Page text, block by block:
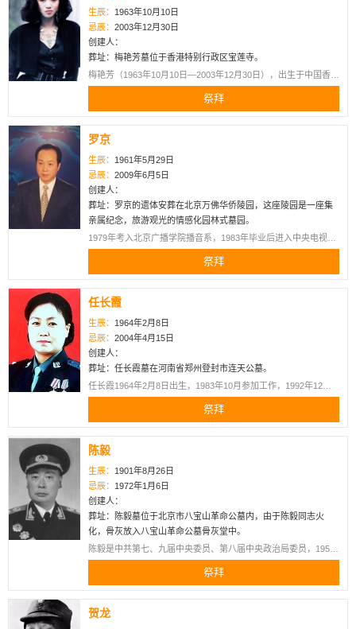
生辰： 1963年10月10日
忌辰： 2003年12月30日
创建人：
葬址：梅艳芳墓位于香港特别行政区宝莲寺。
梅艳芳（1963年10月10日—2003年12月30日），出生于中国香
港，祖籍广西合浦，中国香港女歌手、演员、慈善家，香港演艺
祭拜
罗京
生辰： 1961年5月29日
忌辰： 2009年6月5日
创建人：
葬址：罗京的遗体安葬在北京万佛华侨陵园，这座陵园是一座集
亲属纪念，旅游观光的情感化园林式墓园。
1979年考入北京广播学院播音系，1983年毕业后进入中央电视台
主持《新闻联播》节目。2003年，参加中央电视台羊年春节联欢
晚会，表演节目《吉祥送给您》；当选全国十佳岗位能手。2004
年起，他历任播音组副组长与中央电视台新闻编辑部副科长，连
学工作先进工作者、人事部杰出专业技术人才等称号，与赵忠
[4]；2008年，罗京担任北京奥运会火炬手。
祭拜
任长霞
生辰： 1964年2月8日
忌辰： 2004年4月15日
创建人：
葬址：任长霞墓在河南省郑州登封市连天公墓。
任长霞1964年2月8日出生，1983年10月参加工作，1992年12月
加入中国共产党，2001年4月任登封市公安局党委书记、局长。
2004年4月14日，在侦破“1·30”案件途中遭遇车祸，15日不幸因公
殉职 。
祭拜
陈毅
生辰： 1901年8月26日
忌辰： 1972年1月6日
创建人：
葬址：陈毅墓位于北京市八宝山革命公墓内，由于陈毅同志火
化，骨灰放入八宝山革命公墓骨灰堂中。
陈毅是中共第七、九届中央委员、第八届中央政治局委员，1955
年被授予元帅军衔，一级八一勋章、一级独立自由勋章、一级解
放勋章。1972年1月6日因患肠癌在北京逝世，终年71岁。1977年
其遗作专集《陈毅诗词选集》出版。
祭拜
贺龙
2026-05-09 18:20:06
宜荣 在 阮道法 献上 地藏经
不孝儿敬上！
2026-05-05 07:24:34
兵兵 在 邓丽君 献上 普陀水仙
2026-05-05 07:19:42
宜荣 在 马季 献上 荔枝
北京市门头沟区万佛华侨陵
梅兰芳 献上 灯笼
北京市海淀区香山街道公主
坟村北。
2026-05-23 15:45:49
宜荣 祭拜了 吉鸿昌 ，献上
祈福蜡烛
宜荣 祭拜了 吉鸿昌
富贵高香
2026-05-23 15:07:12
三柱香
2026-05-18 21:33:05
兵兵
富贵香炉